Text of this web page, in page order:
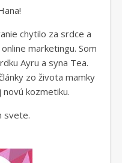
chytilo za srdce a
marketingu. Som
Ayru a syna Tea.
zo života mamky
kozmetiku.
svete.